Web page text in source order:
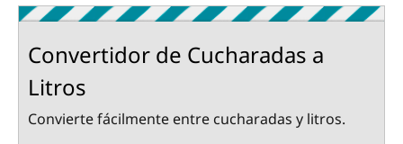
Convertidor de Cucharadas a
Litros
Convierte fácilmente entre cucharadas y litros.